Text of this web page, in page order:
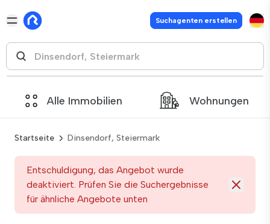
Suchagenten erstellen
Alle Immobilien Wohnungen
Startseite Dinsendorf, Steiermark
Entschuldigung, das Angebot wurde
deaktiviert. Prüfen Sie die Suchergebnisse
für ähnliche Angebote unten